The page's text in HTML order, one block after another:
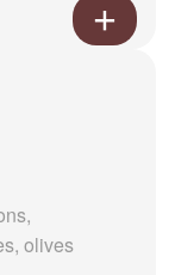
olives